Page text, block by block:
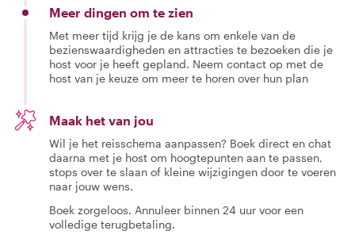
Meer dingen om te zien
Met meer tijd krijg je de kans om enkele van de
bezienswaardigheden en attracties te bezoeken die je
host voor je heeft gepland. Neem contact op met de
host van je keuze om meer te horen over hun plan
Maak het van jou
Wil je het reisschema aanpassen? Boek direct en chat
daarna met je host om hoogtepunten aan te passen,
stops over te slaan of kleine wijzigingen door te voeren
naar jouw wens.
Boek zorgeloos. Annuleer binnen 24 uur voor een
volledige terugbetaling.